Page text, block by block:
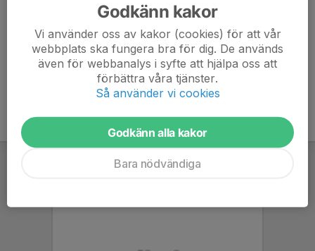
Vi startar kl: 09:00, du kan byta om och duscha på
Godkänn kakor
Vi använder oss av kakor (cookies) för att vår
webbplats ska fungera bra för dig. De används
även för webbanalys i syfte att hjälpa oss att
förbättra våra tjänster.
Så använder vi cookies
Godkänn alla kakor
Bara nödvändiga